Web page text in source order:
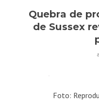
Quebra de
de Sussex
Foto: